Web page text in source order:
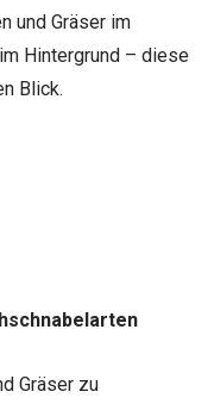
und Gräser im
Hintergrund – diese
Blick.
Gräser zu